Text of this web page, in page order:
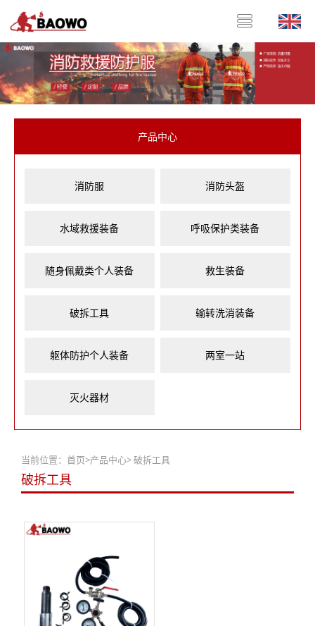
产品中心
消防服 消防头盔
水域救援装备 呼吸保护类装备
随身佩戴类个人装备 救生装备
破拆工具 输转洗消装备
躯体防护个人装备 两室一站
灭火器材
当前位置： 首页>产品中心>破拆工具
破拆工具